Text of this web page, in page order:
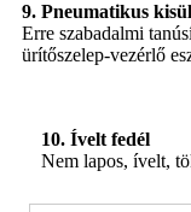
9. Pneumatikus
Erre szabadalmi
ürítőszelep-vezérlő
10. Ívelt fedél
Nem lapos, ívelt,